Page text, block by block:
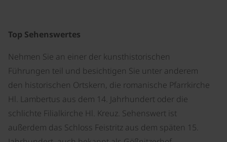
Top Sehenswertes
Nehmen Sie an einer der kunsthistorischen
Führungen teil und besichtigen Sie unter anderem
den historischen Ortskern, die romanische Pfarrkirche
Hl. Lambertus aus dem 14. Jahrhundert oder die
schlichte Filialkirche Hl. Kreuz. Sehenswert ist
außerdem das Schloss Feistritz aus dem späten 15.